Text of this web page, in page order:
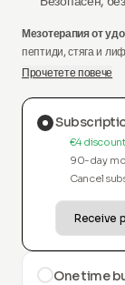
Мезотерапия от
пептиди, стяга и
киселинакожата
Прочетете повече
€4
90-day
Cancel
One time